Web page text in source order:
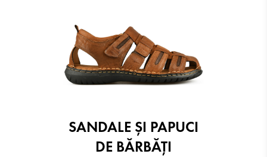
SANDALE ŞI PAPUCI
DE BĂRBĂȚI